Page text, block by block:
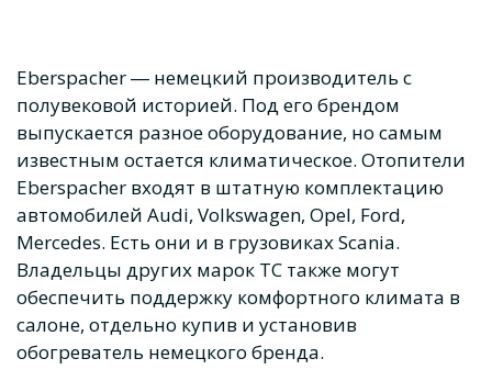
Eberspacher ― немецкий производитель с
полувековой историей. Под его брендом
выпускается разное оборудование, но самым
известным остается климатическое. Отопители
Eberspacher входят в штатную комплектацию
автомобилей Audi, Volkswagen, Opel, Ford,
Mercedes. Есть они и в грузовиках Scania.
Владельцы других марок ТС также могут
обеспечить поддержку комфортного климата в
салоне, отдельно купив и установив
обогреватель немецкого бренда.